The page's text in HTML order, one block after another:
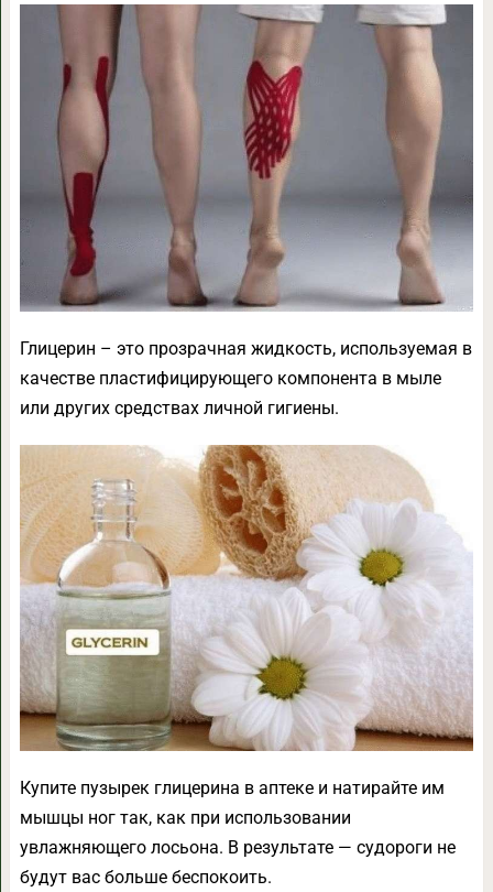
Глицерин – это прозрачная жидкость, используемая в
качестве пластифицирующего компонента в мыле
или других средствах личной гигиены.
Купите пузырек глицерина в аптеке и натирайте им
мышцы ног так, как при использовании
увлажняющего лосьона. В результате — судороги не
будут вас больше беспокоить.